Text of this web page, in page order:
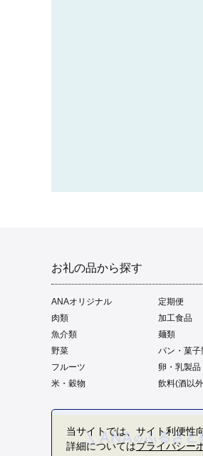
お礼の品から探す
ANAオリジナル 定期便
肉類
加工食品
魚介類
麺類
野菜
パン・菓子
フルーツ
卵・乳製品
米・穀物
飲料(酒以
当サイトでは、サイト利便性
詳細についてはプライバシー